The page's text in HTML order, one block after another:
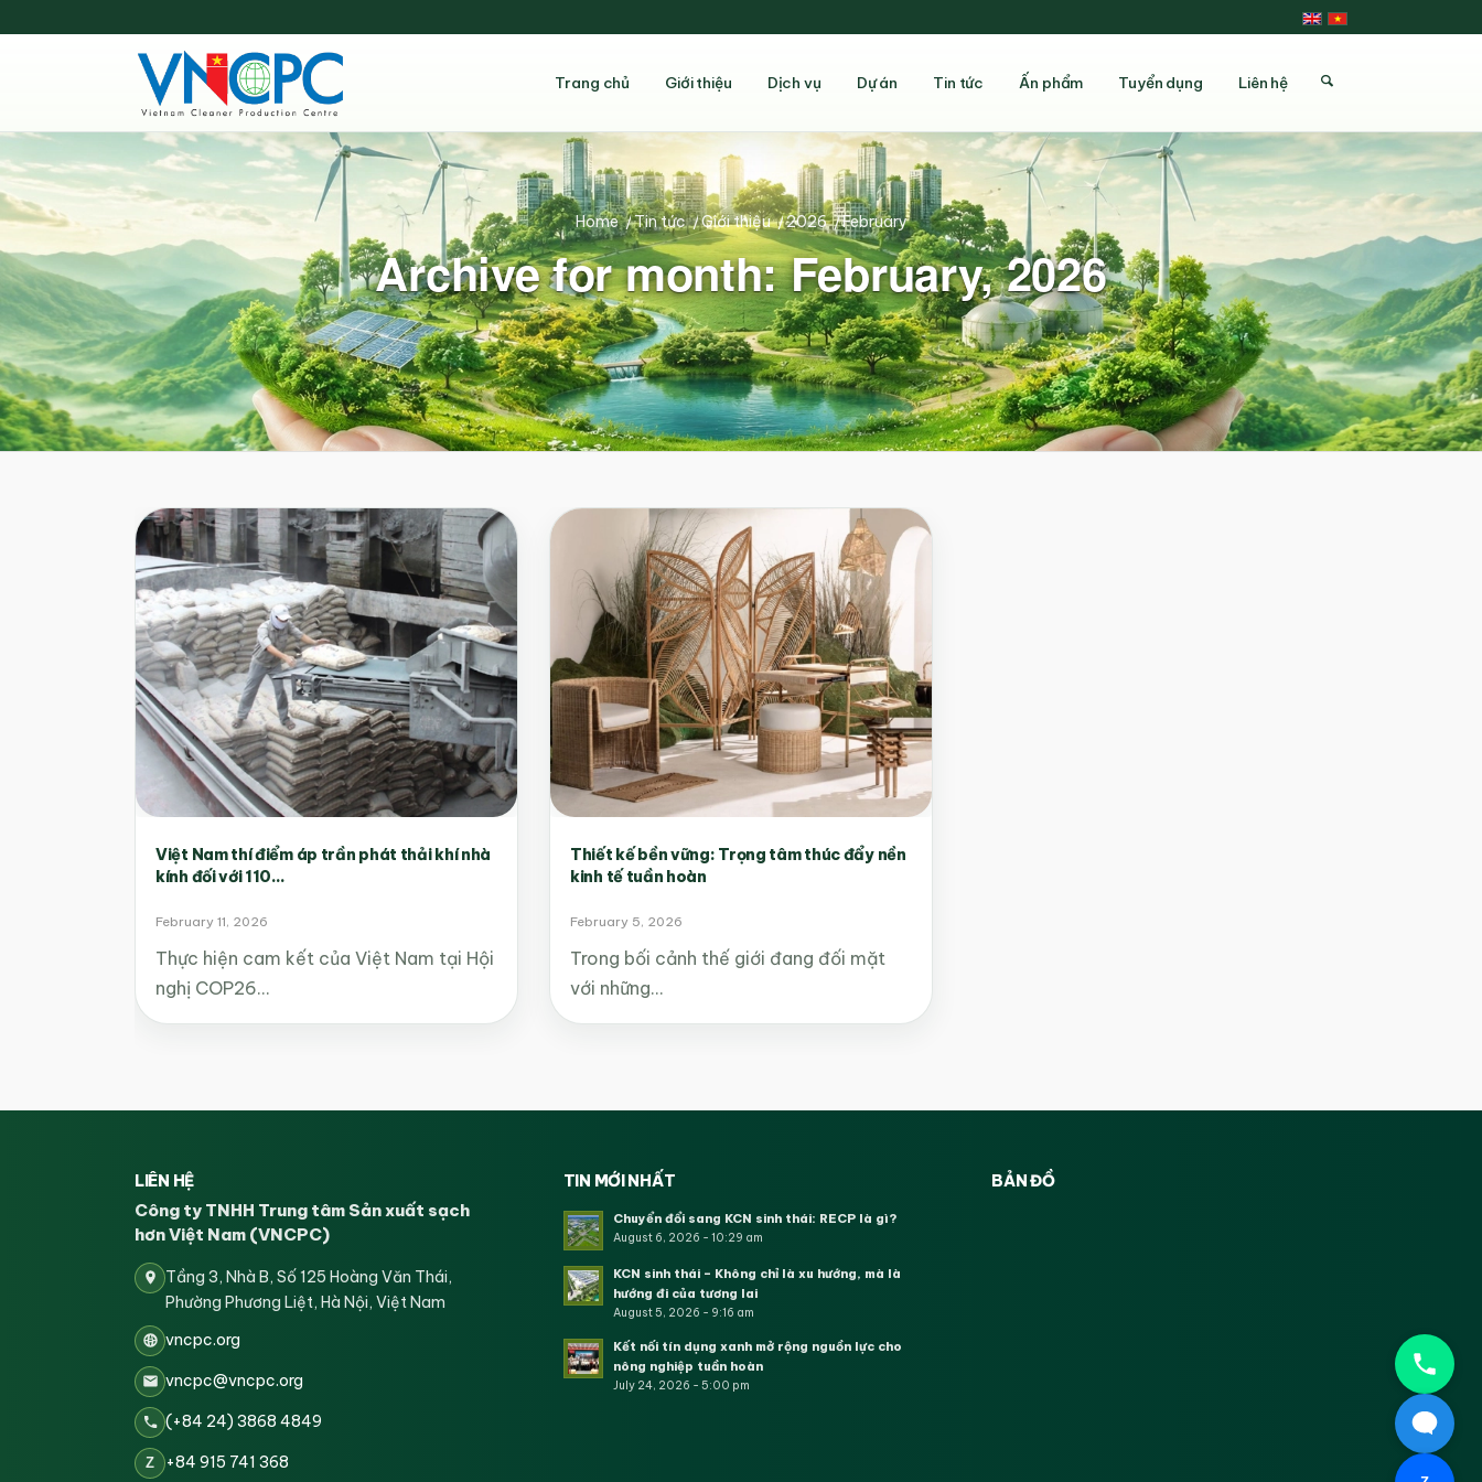
Trang chủ Giới thiệu Dịch vụ Dự án Tin tức Ấn phẩm Tuyển dụng Liên hệ
Archive for month: February, 2026
Home /Tin tức /Giới thiệu /2026 /February
Việt Nam thí điểm áp trần phát thải khí nhà
kính đối với 110...
February 11, 2026
Thực hiện cam kết của Việt Nam tại Hội
nghị COP26…
Thiết kế bền vững: Trọng tâm thúc đẩy nền
kinh tế tuần hoàn
February 5, 2026
Trong bối cảnh thế giới đang đối mặt
với những…
LIÊN HỆ
Công ty TNHH Trung tâm Sản xuất sạch
hơn Việt Nam (VNCPC)
Tầng 3, Nhà B, Số 125 Hoàng Văn Thái,
Phường Phương Liệt, Hà Nội, Việt Nam
vncpc.org
vncpc@vncpc.org
(+84 24) 3868 4849
Z +84 915 741 368
TIN MỚI NHẤT
Chuyển đổi sang KCN sinh thái: RECP là gì?
August 6, 2026 - 10:29 am
KCN sinh thái – Không chỉ là xu hướng, mà là
hướng đi của tương lai
August 5, 2026 - 9:16 am
Kết nối tín dụng xanh mở rộng nguồn lực cho
nông nghiệp tuần hoàn
July 24, 2026 - 5:00 pm
BẢN ĐỒ